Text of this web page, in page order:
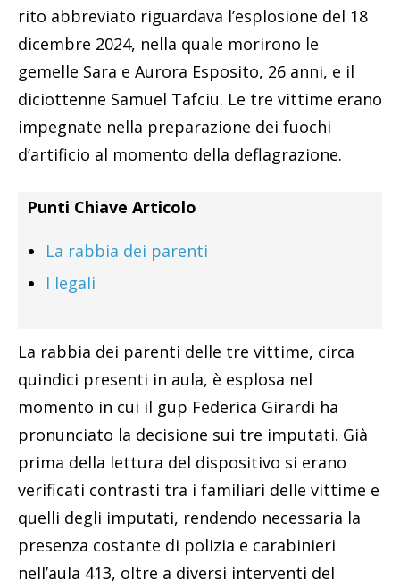
rito abbreviato riguardava l’esplosione del 18
dicembre 2024, nella quale morirono le
gemelle Sara e Aurora Esposito, 26 anni, e il
diciottenne Samuel Tafciu. Le tre vittime erano
impegnate nella preparazione dei fuochi
d’artificio al momento della deflagrazione.
Punti Chiave Articolo
La rabbia dei parenti
I legali
La rabbia dei parenti delle tre vittime, circa
quindici presenti in aula, è esplosa nel
momento in cui il gup Federica Girardi ha
pronunciato la decisione sui tre imputati. Già
prima della lettura del dispositivo si erano
verificati contrasti tra i familiari delle vittime e
quelli degli imputati, rendendo necessaria la
presenza costante di polizia e carabinieri
nell’aula 413, oltre a diversi interventi del